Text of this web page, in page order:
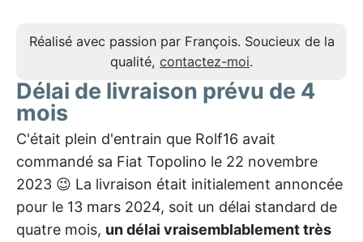
Réalisé avec passion par François. Soucieux de la
qualité, contactez-moi.
Délai de livraison prévu de 4
mois
C'était plein d'entrain que Rolf16 avait
commandé sa Fiat Topolino le 22 novembre
2023 😉 La livraison était initialement annoncée
pour le 13 mars 2024, soit un délai standard de
quatre mois, un délai vraisemblablement très